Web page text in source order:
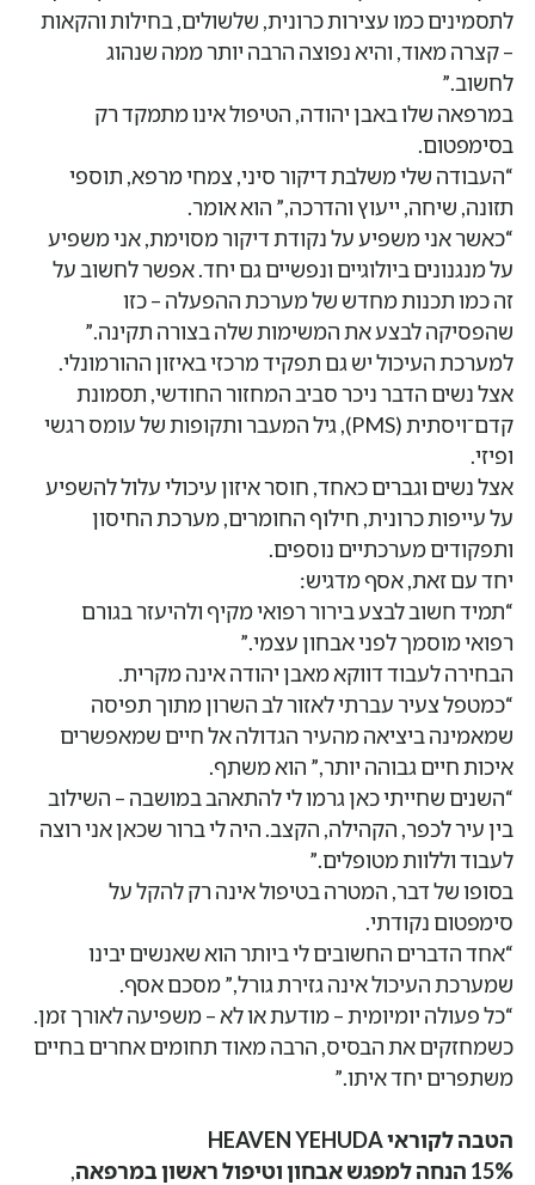
לתסמינים כמו עצירות כרונית, שלשולים, בחילות והקאות
– קצרה מאוד, והיא נפוצה הרבה יותר ממה שנהוג
לחשוב.”
במרפאה שלו באבן יהודה, הטיפול אינו מתמקד רק
בסימפטום.
“העבודה שלי משלבת דיקור סיני, צמחי מרפא, תוספי
תזונה, שיחה, ייעוץ והדרכה,” הוא אומר.
“כאשר אני משפיע על נקודת דיקור מסוימת, אני משפיע
על מנגנונים ביולוגיים ונפשיים גם יחד. אפשר לחשוב על
זה כמו תכנות מחדש של מערכת ההפעלה – כזו
שהפסיקה לבצע את המשימות שלה בצורה תקינה.”
למערכת העיכול יש גם תפקיד מרכזי באיזון ההורמונלי.
אצל נשים הדבר ניכר סביב המחזור החודשי, תסמונת
קדם־ויסתית (PMS), גיל המעבר ותקופות של עומס רגשי
ופיזי.
אצל נשים וגברים כאחד, חוסר איזון עיכולי עלול להשפיע
על עייפות כרונית, חילוף החומרים, מערכת החיסון
ותפקודים מערכתיים נוספים.
יחד עם זאת, אסף מדגיש:
“תמיד חשוב לבצע בירור רפואי מקיף ולהיעזר בגורם
רפואי מוסמך לפני אבחון עצמי.”
הבחירה לעבוד דווקא מאבן יהודה אינה מקרית.
“כמטפל צעיר עברתי לאזור לב השרון מתוך תפיסה
שמאמינה ביציאה מהעיר הגדולה אל חיים שמאפשרים
איכות חיים גבוהה יותר,” הוא משתף.
“השנים שחייתי כאן גרמו לי להתאהב במושבה – השילוב
בין עיר לכפר, הקהילה, הקצב. היה לי ברור שכאן אני רוצה
לעבוד וללוות מטופלים.”
בסופו של דבר, המטרה בטיפול אינה רק להקל על
סימפטום נקודתי.
“אחד הדברים החשובים לי ביותר הוא שאנשים יבינו
שמערכת העיכול אינה גזירת גורל,” מסכם אסף.
“כל פעולה יומיומית – מודעת או לא – משפיעה לאורך זמן.
כשמחזקים את הבסיס, הרבה מאוד תחומים אחרים בחיים
משתפרים יחד איתו.”
הטבה לקוראי HEAVEN YEHUDA
15% הנחה למפגש אבחון וטיפול ראשון במרפאה
,